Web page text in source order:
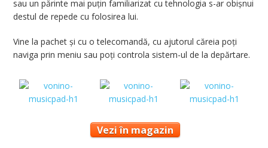
sau un părinte mai puțin familiarizat cu tehnologia s-ar obișnui
destul de repede cu folosirea lui.
Vine la pachet și cu o telecomandă, cu ajutorul căreia poți
naviga prin meniu sau poți controla sistem-ul de la depărtare.
Vezi în magazin